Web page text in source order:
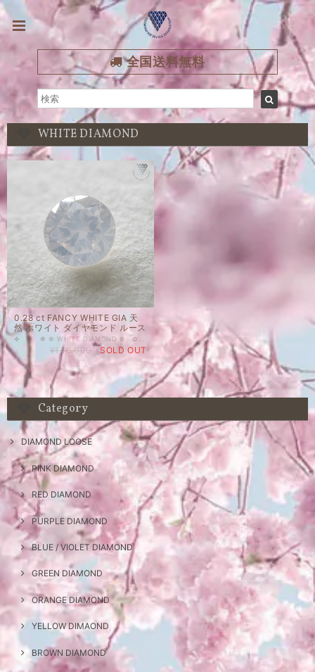
全国送料無料
WHITE DIAMOND
0.28 ct FANCY WHITE GIA 天
然 ホワイト ダイヤモンド ルース
¥138,000 SOLD OUT
Category
DIAMOND LOOSE
PINK DIAMOND
RED DIAMOND
PURPLE DIAMOND
BLUE / VIOLET DIAMOND
GREEN DIAMOND
ORANGE DIAMOND
YELLOW DIMAOND
BROWN DIAMOND